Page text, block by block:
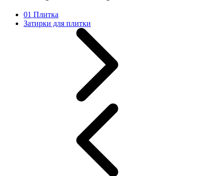
01 Плитка
Затирки для плитки